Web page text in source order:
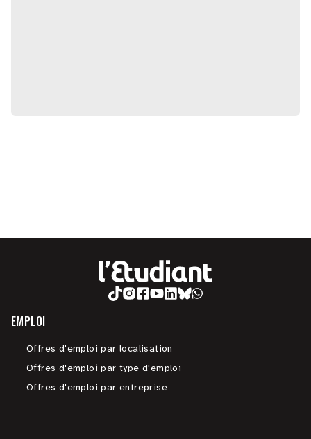
EMPLOI
Offres d'emploi par localisation
Offres d'emploi par type d'emploi
Offres d'emploi par entreprise